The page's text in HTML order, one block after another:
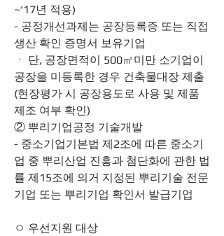
~‘17년 적용)
- 공정개선과제는 공장등록증 또는 직접
생산 확인 증명서 보유기업
ㆍ 단, 공장면적이 500㎡미만 소기업이
공장을 미등록한 경우 건축물대장 제출
(현장평가 시 공장용도로 사용 및 제품
제조 여부 확인)
② 뿌리기업공정 기술개발
- 중소기업기본법 제2조에 따른 중소기
업 중 뿌리산업 진흥과 첨단화에 관한 법
률 제15조에 의거 지정된 뿌리기술 전문
기업 또는 뿌리기업 확인서 발급기업
ㅇ 우선지원 대상